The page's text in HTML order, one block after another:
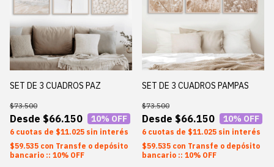
SET DE 3 CUADROS PAZ
$66.150
$73.500
10% OFF
6 $11.025 sin interés
$59.535 con Transfe o depósito
bancario :: 10% OFF
SET DE 3 CUADROS PAMPAS
$66.150
$73.500
10% OFF
6 $11.025 sin interés
$59.535 con Transfe o depósito
bancario :: 10% OFF